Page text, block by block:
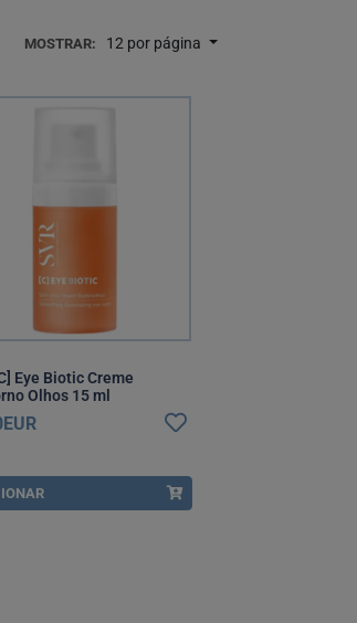
MOSTRAR: 12 por página
Eye Biotic Creme
Olhos 15 ml